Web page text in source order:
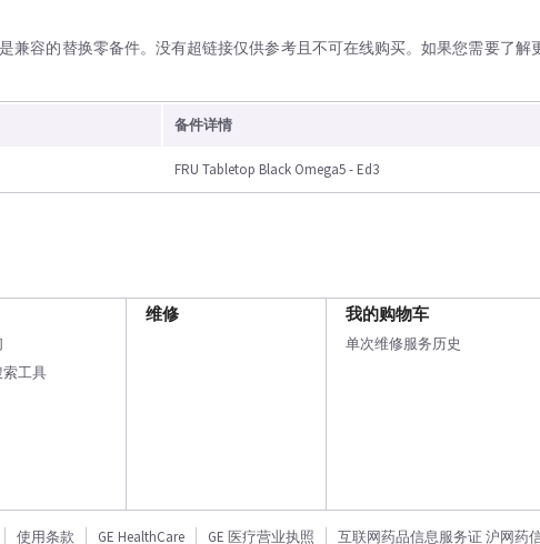
兼容的替换零备件。没有超链接仅供参考且不可在线购买。如果您需要了解
备件详情
FRU Tabletop Black Omega5 - Ed3
工具
维修 我的购物车
单次维修服务历史
使用条款 GE HealthCare GE 医疗营业执照 互联网药品信息服务证 沪网药